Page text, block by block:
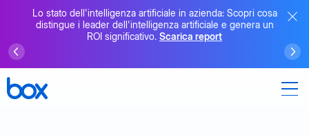
Lo stato dell'intelligenza artificiale in azienda: Scopri cosa
distingue i leader dell'intelligenza artificiale e genera un
ROI significativo. Scarica report